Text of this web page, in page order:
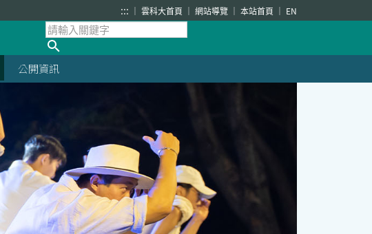
::: 雲科大首頁 網站導覽 本站首頁 EN
公開資訊